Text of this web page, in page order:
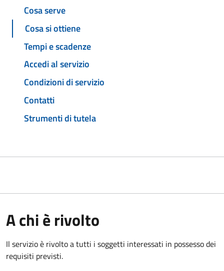
Cosa serve
Cosa si ottiene
Tempi e scadenze
Accedi al servizio
Condizioni di servizio
Contatti
Strumenti di tutela
A chi è rivolto
Il servizio è rivolto a tutti i soggetti interessati in possesso dei
requisiti previsti.